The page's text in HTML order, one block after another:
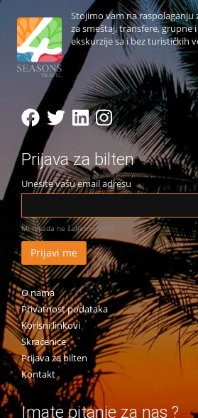
Stojimo vam na raspolaganju
za smeštaj, transfere, grupne
ekskurzije sa i bez turističkih
Prijava za bilten
Unesite vašu email adresu
Mi nikada ne šaljemo SPAM
O nama
Privatnost podataka
Korisni linkovi
Skraćenice
Prijava za bilten
Kontakt
Imate pitanje za nas ?